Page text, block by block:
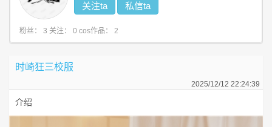
关注ta 私信ta
粉丝： 3 关注： 0 cos作品： 2
时崎狂三校服
2025/12/12 22:24:39
介绍